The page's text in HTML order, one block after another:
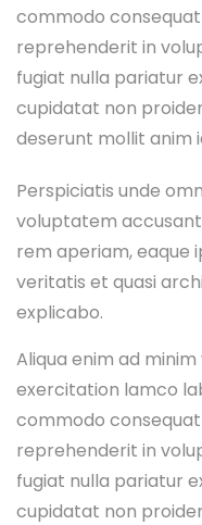
commodo
reprehenderit in
fugiat nulla pariatur
cupidatat non
deserunt mollit anim
Perspiciatis unde
voluptatem
rem aperiam, eaque
veritatis et quasi
explicabo.
Aliqua enim ad
exercitation lamco
commodo
reprehenderit in
fugiat nulla pariatur
cupidatat non